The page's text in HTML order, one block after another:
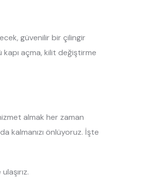
güvenilir bir çilingir
kapı açma, kilit değiştirme
almak her zaman
kalmanızı önlüyoruz. İşte